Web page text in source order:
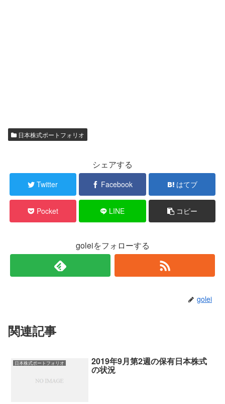
日本株式ポートフォリオ
シェアする
Twitter Facebook はてブ
Pocket LINE コピー
goleiをフォローする
golei
関連記事
日本株式ポートフォリオ 2019年9月第2週の保有日本株式
の状況